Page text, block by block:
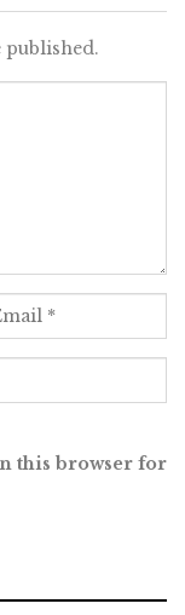
published.
this browser for